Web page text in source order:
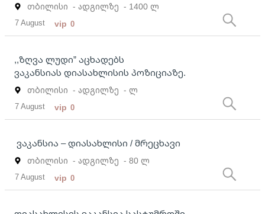
თბილისი - ადგილზე - 1400 ლ
7 August vip 0
,,ზღვა ლუდი” აცხადებს
ვაკანსიას დიასახლისის პოზიციაზე.
თბილისი - ადგილზე - ლ
7 August vip 0
ვაკანსია – დიასახლისი / მრეცხავი
თბილისი - ადგილზე - 80 ლ
7 August vip 0